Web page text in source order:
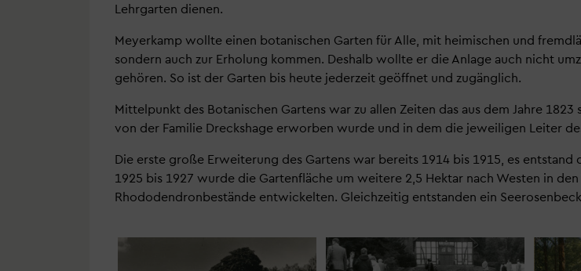
Lehrgarten dienen.
Meyerkamp wollte einen botanischen Garten für Alle, mit heimischen und
sondern auch zur Erholung kommen. Deshalb wollte er die Anlage auch nicht
gehören. So ist der Garten bis heute jederzeit geöffnet und zugänglich.
Mittelpunkt des Botanischen Gartens war zu allen Zeiten das aus dem Jahre
von der Familie Dreckshage erworben wurde und in dem die jeweiligen Leiter
Die erste große Erweiterung des Gartens war bereits 1914 bis 1915, es
1925 bis 1927 wurde die Gartenfläche um weitere 2,5 Hektar nach Westen in
Rhododendronbestände entwickelten. Gleichzeitig entstanden ein